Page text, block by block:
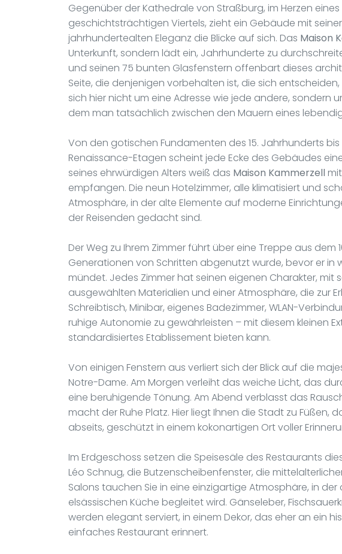
Gegenüber der Kathedrale von Straßburg, im Herzen
geschichtsträchtigen Viertels, zieht ein Gebäude mit
jahrhundertealten Eleganz die Blicke auf sich. Das Maison
Unterkunft, sondern lädt ein, Jahrhunderte zu
und seinen 75 bunten Glasfenstern offenbart dieses
Seite, die denjenigen vorbehalten ist, die sich
sich hier nicht um eine Adresse wie jede andere, sondern
dem man tatsächlich zwischen den Mauern eines
Von den gotischen Fundamenten des 15. Jahrhunderts
Renaissance-Etagen scheint jede Ecke des Gebäudes
seines ehrwürdigen Alters weiß das Maison Kammerzell
empfangen. Die neun Hotelzimmer, alle klimatisiert und
Atmosphäre, in der alte Elemente auf moderne
der Reisenden gedacht sind.
Der Weg zu Ihrem Zimmer führt über eine Treppe aus dem
Generationen von Schritten abgenutzt wurde, bevor er in
mündet. Jedes Zimmer hat seinen eigenen Charakter, mit
ausgewählten Materialien und einer Atmosphäre, die zur
Schreibtisch, Minibar, eigenes Badezimmer, WLAN-
ruhige Autonomie zu gewährleisten – mit diesem kleinen
standardisiertes Etablissement bieten kann.
Von einigen Fenstern aus verliert sich der Blick auf die
Notre-Dame. Am Morgen verleiht das weiche Licht, das
eine beruhigende Tönung. Am Abend verblasst das
macht der Ruhe Platz. Hier liegt Ihnen die Stadt zu Füßen,
abseits, geschützt in einem kokonartigen Ort voller
Im Erdgeschoss setzen die Speisesäle des Restaurants
Léo Schnug, die Butzenscheibenfenster, die
Salons tauchen Sie in eine einzigartige Atmosphäre, in
elsässischen Küche begleitet wird. Gänseleber,
werden elegant serviert, in einem Dekor, das eher an ein
einfaches Restaurant erinnert.